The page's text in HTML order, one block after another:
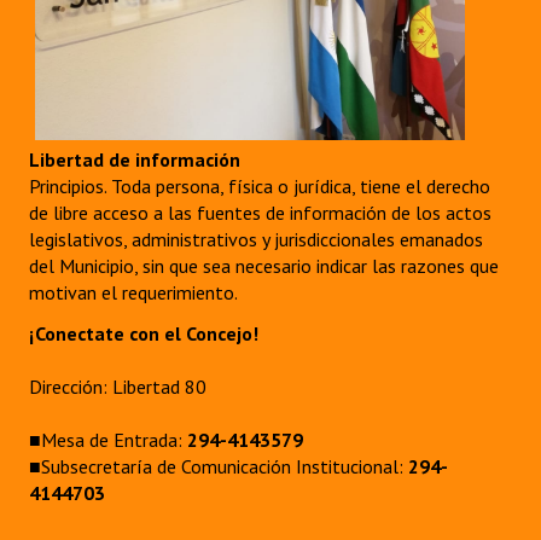
Huéspedes de Honor - Registro
Bariloche, Municipio intercultural
Entrega de distinciones
REFORMA DE LA CARTA ORGÁNICA
Libertad de información
Principios. Toda persona, física o jurídica, tiene el derecho
de libre acceso a las fuentes de información de los actos
legislativos, administrativos y jurisdiccionales emanados
del Municipio, sin que sea necesario indicar las razones que
motivan el requerimiento.
¡Conectate con el Concejo!
Dirección: Libertad 80
■Mesa de Entrada: 294-4143579
■Subsecretaría de Comunicación Institucional: 294-
4144703